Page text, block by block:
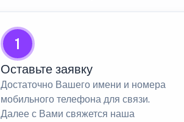
1
Оставьте заявку
Достаточно Вашего имени и номера
мобильного телефона для связи.
Далее с Вами свяжется наша